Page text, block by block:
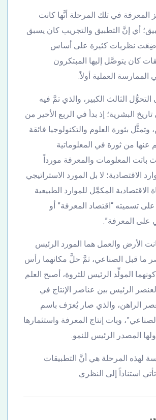
المعرفة في تلك المرحلة أنَّها كانت
أي إنَّ التطبيق والتجريب كان يسبق
وُضِعَت نظريات كثيرة على أساس
كان يتوصَّل إليها المبتكرون
العملية أولاً.
الثالث الكبير، والذي تمَّ فيه
البشرية؛ إذ بدأ في الربع الأخير من
بثورة العلوم والتكنولوجيا فائقة
عنها من ثورة في المعلوماتية
باتت المعلومات والمعرفة مورداً
الاقتصادية؛ لا بل المورد الاستراتيجي
الاقتصادية المكمِّل للموارد الطبيعية
تسميته “اقتصاد المعرفة” أو
على المعرفة”.
الأرض والعمل هما المورد الرئيس
ما قبل الصناعي، ثمَّ حلَّ مكانهما رأس
المولِّد الرئيس للثروة، أصبح العلم
الرئيس بين عناصر الإنتاج في
الراهن، والذي صار يُعرَف باسم
وبات إنتاج المعرفة واستثمارها
المصدر الرئيس للنمو.
لهذه المرحلة هي أنَّ التطبيقات
استناداً إلى النظري